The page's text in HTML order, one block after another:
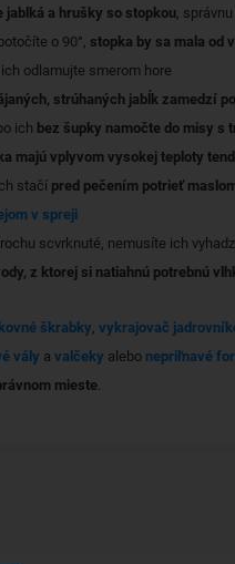
jablká a hrušky so stopkou ,
o 90°, stopka by sa mala od
odlamujte smerom hore
strúhaných jabĺk zamedzí
ich bez šupky namočte do misy s
majú vplyvom vysokej teploty
stačí pred pečením potrieť
v spreji
scvrknuté, nemusíte ich
z ktorej si natiahnú potrebnú
škrabky vykrajovač
vály a valčeky alebo nepriľnavé
mieste